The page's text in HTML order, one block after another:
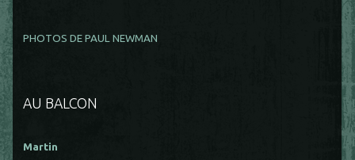
PHOTOS DE PAUL NEWMAN
AU BALCON
Martin